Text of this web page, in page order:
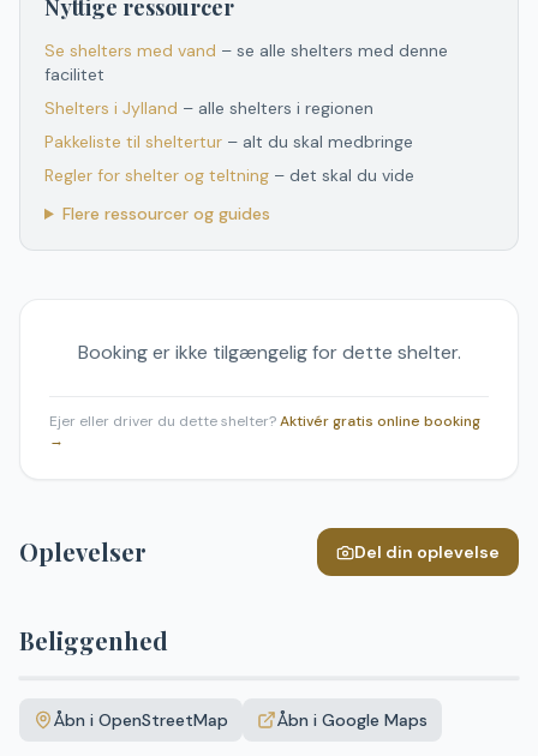
Nyttige ressourcer
Se shelters med vand – se alle shelters med denne
facilitet
Shelters i Jylland – alle shelters i regionen
Pakkeliste til sheltertur – alt du skal medbringe
Regler for shelter og teltning – det skal du vide
Flere ressourcer og guides
Booking er ikke tilgængelig for dette shelter.
Ejer eller driver du dette shelter?Aktivér gratis online booking
→
Oplevelser Del din oplevelse
Beliggenhed
+Åbn i OpenStreetMap Åbn i Google Maps